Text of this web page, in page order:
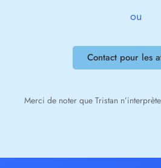
ou
Contact pour les
Merci de noter que Tristan